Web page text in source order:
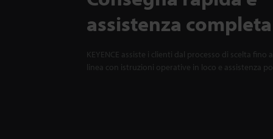
assistenza completa
KEYENCE assiste i clienti dal processo di scelta fino
linea con istruzioni operative in loco e assistenza